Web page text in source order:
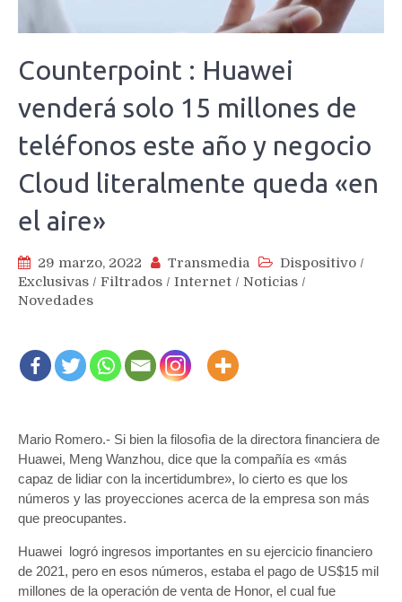
Counterpoint : Huawei
venderá solo 15 millones de
teléfonos este año y negocio
Cloud literalmente queda «en
el aire»
29 marzo, 2022 Transmedia Dispositivo /
Exclusivas / Filtrados / Internet / Noticias /
Novedades
Mario Romero.- Si bien la filosofìa de la directora financiera de
Huawei, Meng Wanzhou, dice que la compañía es «más
capaz de lidiar con la incertidumbre», lo cierto es que los
números y las proyecciones acerca de la empresa son más
que preocupantes.
Huawei logró ingresos importantes en su ejercicio financiero
de 2021, pero en esos números, estaba el pago de US$15 mil
millones de la operación de venta de Honor, el cual fue